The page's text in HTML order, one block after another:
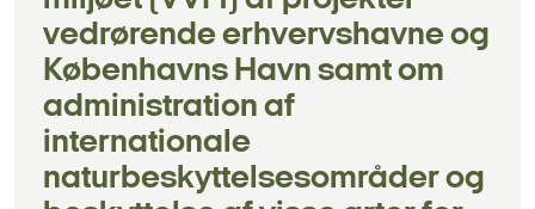
vedrørende erhvervshavne og
Københavns Havn samt om
administration af
internationale
naturbeskyttelsesområder og